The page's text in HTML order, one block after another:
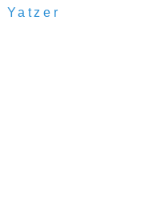
Yatzer